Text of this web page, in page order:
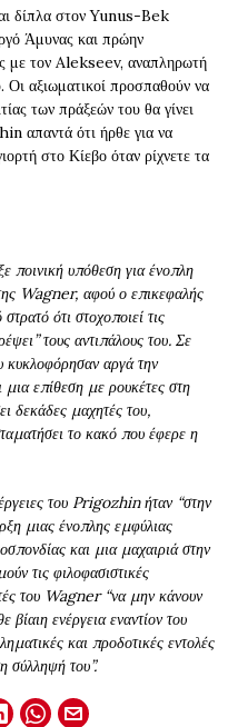
δίπλα στον Yunus-Bek
Άμυνας και πρώην
με τον Alekseev, αναπληρωτή
Οι αξιωματικοί προσπαθούν να
των πράξεών του θα γίνει
απαντά ότι ήρθε για να
στο Κίεβο όταν ρίχνετε τα
ποινική υπόθεση για ένοπλη
Wagner, αφού ο επικεφαλής
ότι στοχοποιεί τις
τους αντιπάλους του. Σε
κυκλοφόρησαν αργά την
επίθεση με ρουκέτες στη
δεκάδες μαχητές του,
το κακό που έφερε η
του Prigozhin ήταν “στην
μιας ένοπλης εμφύλιας
και μια μαχαιριά στην
τις φιλοφασιστικές
του Wagner “να μην κάνουν
ενέργεια εναντίον του
και προδοτικές εντολές
σύλληψή του”.